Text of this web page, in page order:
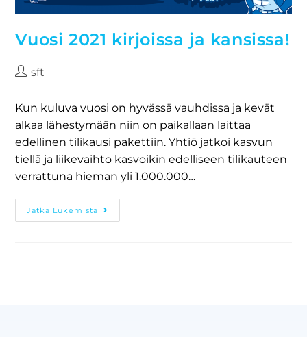
Vuosi 2021 kirjoissa ja kansissa!
sft
Kun kuluva vuosi on hyvässä vauhdissa ja kevät
alkaa lähestymään niin on paikallaan laittaa
edellinen tilikausi pakettiin. Yhtiö jatkoi kasvun
tiellä ja liikevaihto kasvoikin edelliseen tilikauteen
verrattuna hieman yli 1.000.000…
Jatka Lukemista